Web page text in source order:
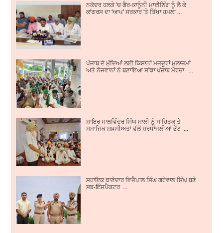
ਨਕੋਦਰ ਹਲਕੇ ’ਚ ਗੈਰ-ਕਾਨੂੰਨੀ ਮਾਈਨਿੰਗ ਨੂੰ ਲੈ ਕੇ
ਕਾਂਗਰਸ ਦਾ ‘ਆਪ’ ਸਰਕਾਰ ’ਤੇ ਤਿੱਖਾ ਹਮਲਾ ...
ਪੰਜਾਬ ਦੇ ਮੁੱਦਿਆਂ ਲਈ ਕਿਸਾਨਾਂ ਮਜਦੂਰਾਂ ਮੁਲਾਜ਼ਮਾਂ
ਅਤੇ ਨੌਜਵਾਨਾਂ ਨੇ ਬਣਾਇਆ ਸਾਂਝਾ ਪੰਜਾਬ ਮੋਰਚਾ ...
ਸ਼ਾਇਰ ਮਾਲਵਿੰਦਰ ਸਿੰਘ ਮਾਲੀ ਨੂੰ ਸਾਹਿਤਕ ਤੇ
ਸਮਾਜਿਕ ਸ਼ਖ਼ਸੀਅਤਾਂ ਵੱਲੋਂ ਸ਼ਰਧਾਂਜਲੀਆਂ ਭੇਂਟ ...
ਸਹਾਇਕ ਥਾਣੇਦਾਰ ਵਿਜੈਪਾਲ ਸਿੰਘ ਗਰੇਵਾਲ ਸਿੰਘ ਬਣੇ
ਸਬ-ਇੰਸਪੈਕਟਰ ...